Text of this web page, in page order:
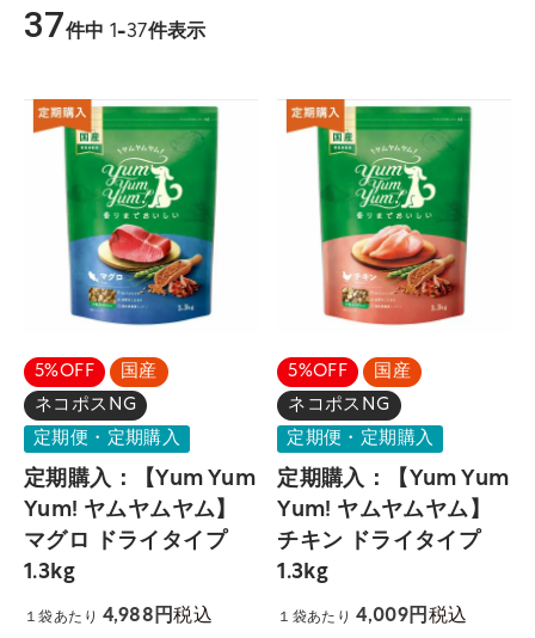
37件中 1-37件表示
5%OFF
国産
ネコポスNG
定期便・定期購入
定期購入：【Yum Yum
Yum! ヤムヤムヤム】
マグロ ドライタイプ
1.3kg
１袋あたり 4,988 税込
5%OFF
国産
ネコポスNG
定期便・定期購入
定期購入：【Yum Yum
Yum! ヤムヤムヤム】
チキン ドライタイプ
1.3kg
１袋あたり 4,009 税込